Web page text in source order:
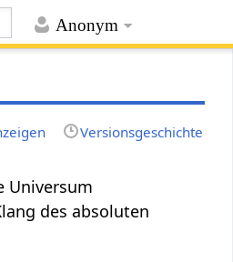
Anonym
Versionsgeschichte
Universum
des absoluten